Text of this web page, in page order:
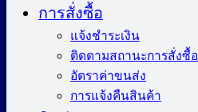
การสั่งซื้อ
แจ้งชำระเงิน
ติดตามสถานะการสั่งซื้อ
อัตราค่าขนส่ง
การแจ้งคืนสินค้า